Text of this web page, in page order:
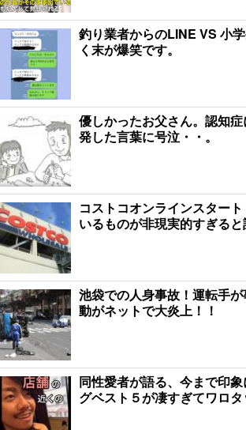
釣り業者からのLINE VS 小
く末が爆笑です。
優しかったお父さん。認知
発した言葉に号泣・・。
コストコオンラインスター
いるものが非現実的すぎると
池袋での人身事故！運転手
動がネットで大炎上！！
同性愛者が語る、今まで印
グベスト５が凄すぎてワロタ